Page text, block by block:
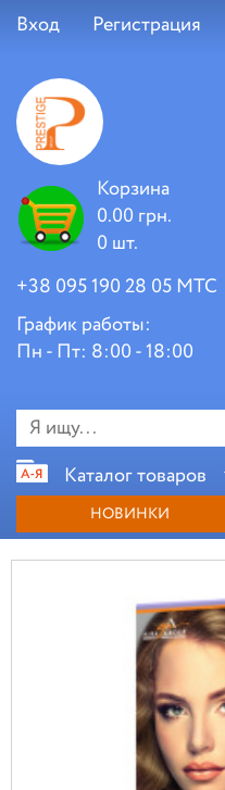
Вход Регистрация
Корзина
0.00 грн.
0 шт.
+38 095 190 28 05 МТС
График работы:
Пн - Пт: 8:00 - 18:00
Каталог товаров
НОВИНКИ